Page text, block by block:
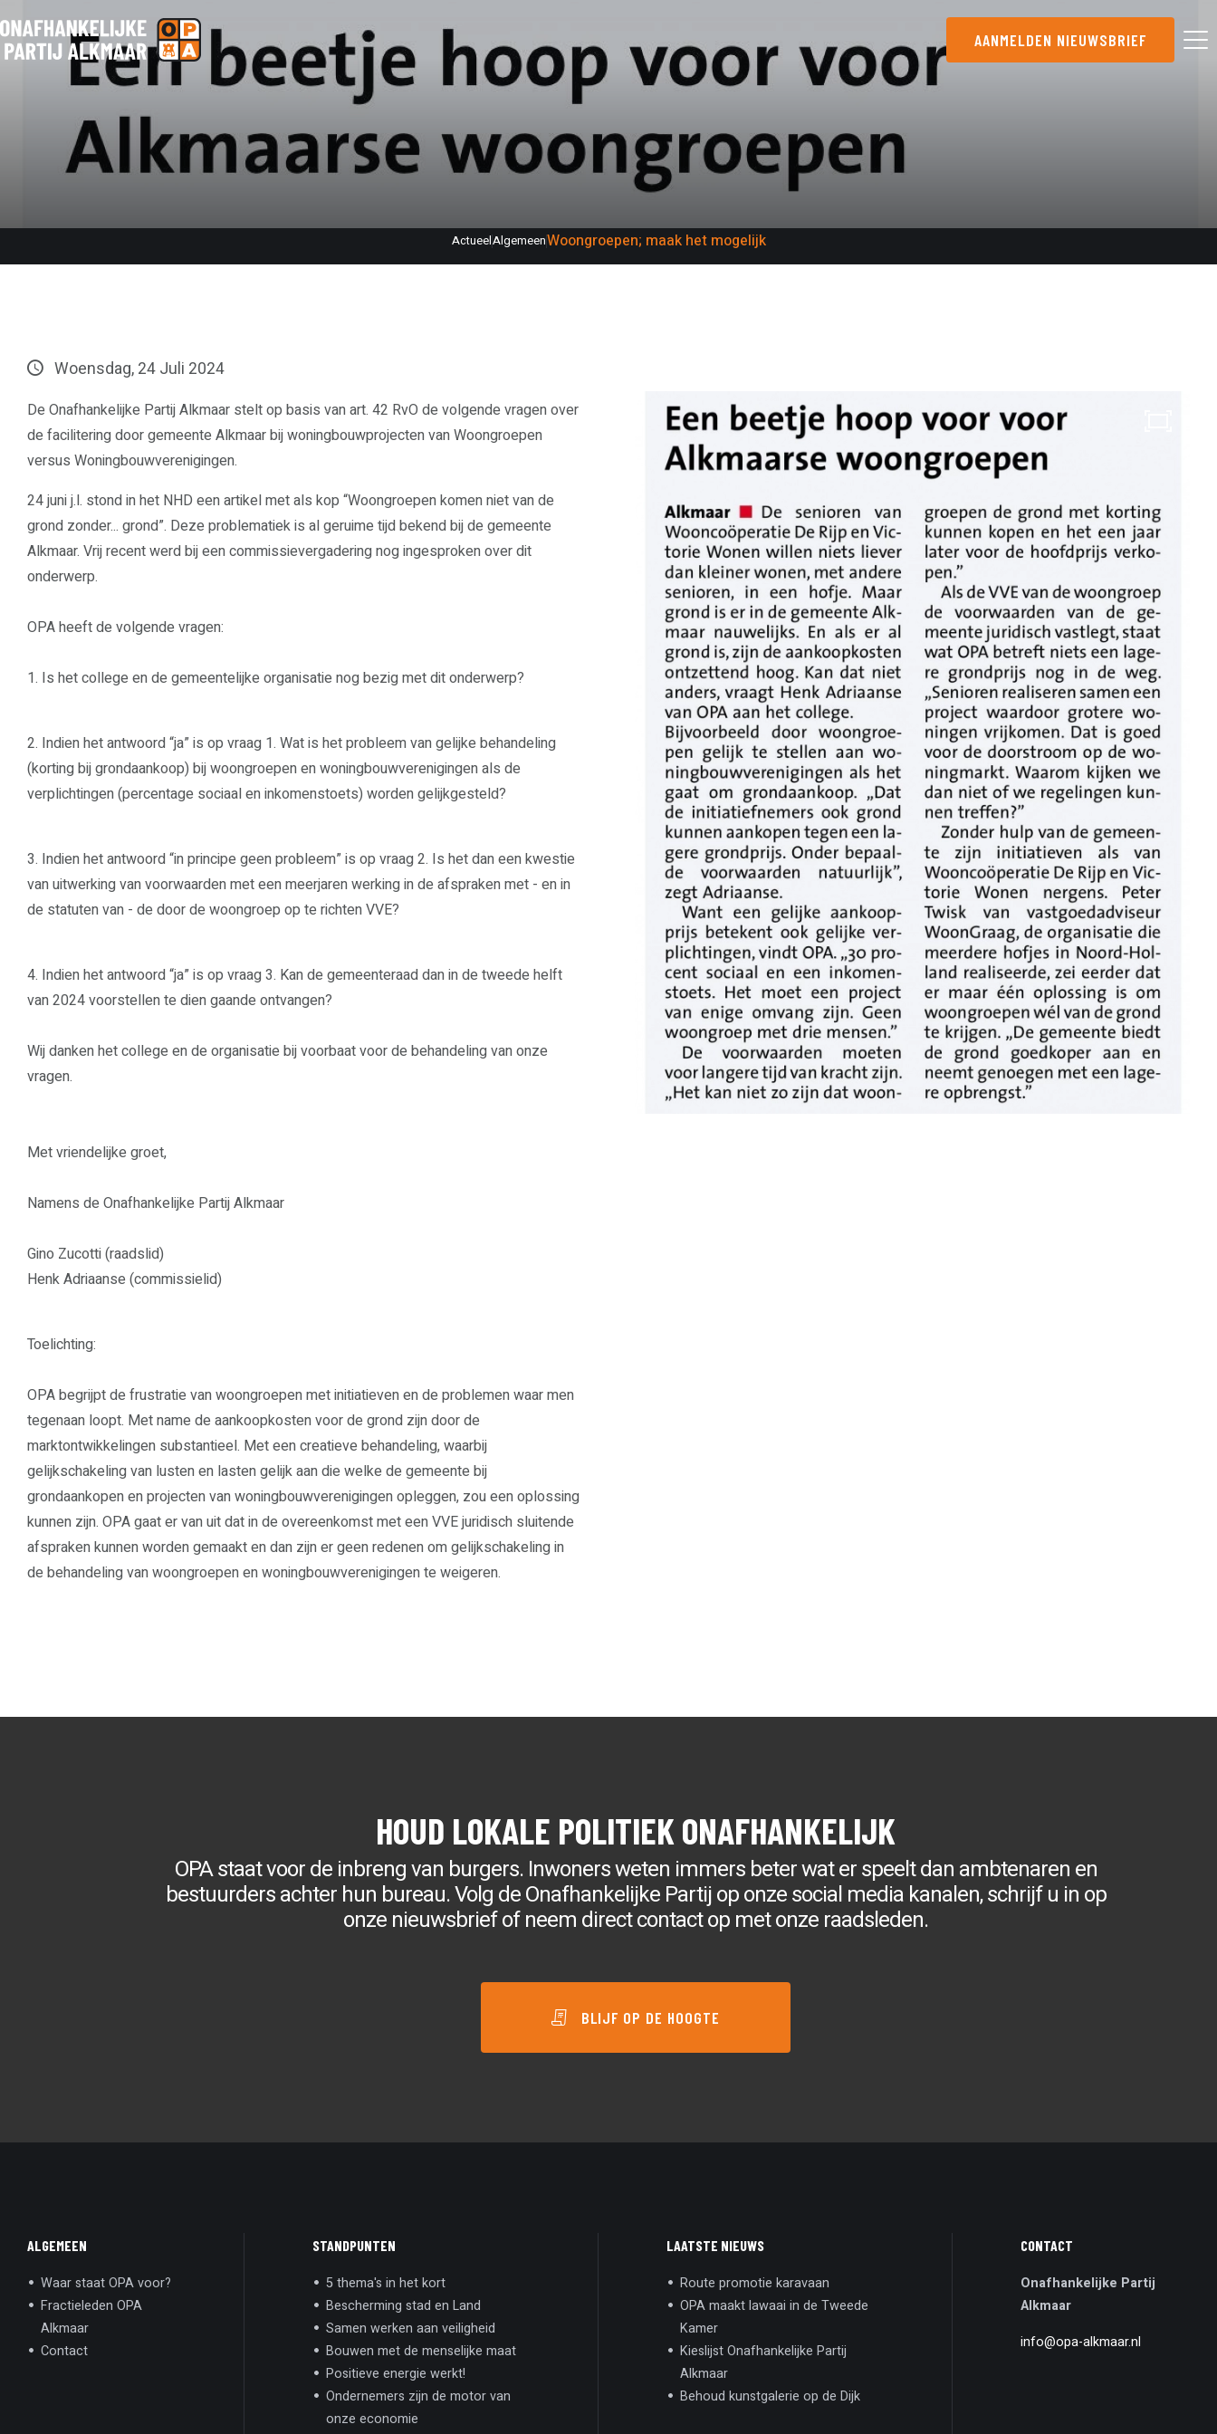
AANMELDEN NIEUWSBRIEF
WAAR STAAN WIJ VOOR?
VERKIEZINGSPROGRAMMA
STANDPUNTEN
VRIENDELIJKE OVERHEID
ERFGOED
VEILIGHEID
ZORG
ECONOMIE
GROEN
WONEN
CULTUUR EN KUNST
ActueelAlgemeenWoongroepen; maak het mogelijk
Woensdag, 24 Juli 2024
De Onafhankelijke Partij Alkmaar stelt op basis van art. 42 RvO de volgende vragen over
de facilitering door gemeente Alkmaar bij woningbouwprojecten van Woongroepen
versus Woningbouwverenigingen.
24 juni j.l. stond in het NHD een artikel met als kop “Woongroepen komen niet van de
grond zonder... grond”. Deze problematiek is al geruime tijd bekend bij de gemeente
Alkmaar. Vrij recent werd bij een commissievergadering nog ingesproken over dit
onderwerp.
OPA heeft de volgende vragen:
1. Is het college en de gemeentelijke organisatie nog bezig met dit onderwerp?
2. Indien het antwoord “ja” is op vraag 1. Wat is het probleem van gelijke behandeling
(korting bij grondaankoop) bij woongroepen en woningbouwverenigingen als de
verplichtingen (percentage sociaal en inkomenstoets) worden gelijkgesteld?
3. Indien het antwoord “in principe geen probleem” is op vraag 2. Is het dan een kwestie
van uitwerking van voorwaarden met een meerjaren werking in de afspraken met - en in
de statuten van - de door de woongroep op te richten VVE?
4. Indien het antwoord “ja” is op vraag 3. Kan de gemeenteraad dan in de tweede helft
van 2024 voorstellen te dien gaande ontvangen?
Wij danken het college en de organisatie bij voorbaat voor de behandeling van onze
vragen.
Met vriendelijke groet,
Namens de Onafhankelijke Partij Alkmaar
Gino Zucotti (raadslid)
Henk Adriaanse (commissielid)
Toelichting:
OPA begrijpt de frustratie van woongroepen met initiatieven en de problemen waar men
tegenaan loopt. Met name de aankoopkosten voor de grond zijn door de
marktontwikkelingen substantieel. Met een creatieve behandeling, waarbij
gelijkschakeling van lusten en lasten gelijk aan die welke de gemeente bij
grondaankopen en projecten van woningbouwverenigingen opleggen, zou een oplossing
kunnen zijn. OPA gaat er van uit dat in de overeenkomst met een VVE juridisch sluitende
afspraken kunnen worden gemaakt en dan zijn er geen redenen om gelijkschakeling in
de behandeling van woongroepen en woningbouwverenigingen te weigeren.
HOUD LOKALE POLITIEK ONAFHANKELIJK
OPA staat voor de inbreng van burgers. Inwoners weten immers beter wat er speelt dan ambtenaren en
bestuurders achter hun bureau. Volg de Onafhankelijke Partij op onze social media kanalen, schrijf u in op
onze nieuwsbrief of neem direct contact op met onze raadsleden.
BLIJF OP DE HOOGTE
ALGEMEEN
Waar staat OPA voor?
Fractieleden OPA
Alkmaar
Contact
STANDPUNTEN
5 thema's in het kort
Bescherming stad en Land
Samen werken aan veiligheid
Bouwen met de menselijke maat
Positieve energie werkt!
Ondernemers zijn de motor van
onze economie
LAATSTE NIEUWS
Route promotie karavaan
OPA maakt lawaai in de Tweede
Kamer
Kieslijst Onafhankelijke Partij
Alkmaar
Behoud kunstgalerie op de Dijk
CONTACT
Onafhankelijke Partij
Alkmaar
info@opa-alkmaar.nl